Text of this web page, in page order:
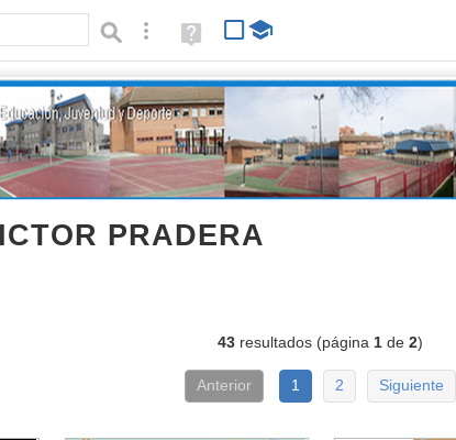
Búsqueda avanzada
Ayuda
(en
nueva)
PRADERA
43resultados (página 1de 2)
Anterior 1 2 Siguiente